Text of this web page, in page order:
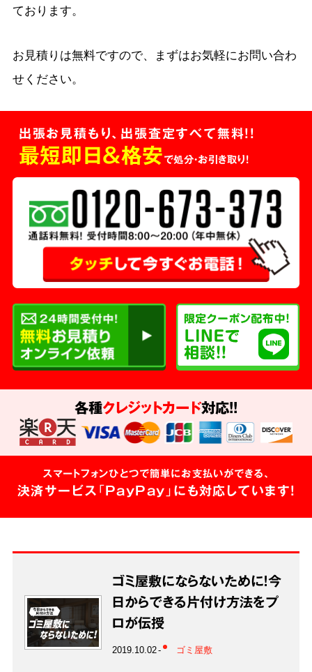
ております。
お見積りは無料ですので、まずはお気軽にお問い合わ
せください。
出張お見積もり、出張査定すべて無料!!
最短即日＆格安で処分・お引き取り！
各種クレジットカード対応!!
スマートフォンひとつで簡単にお支払いができる、
決済サービス「PayPay」にも対応しています!
ゴミ屋敷にならないために！今
日からできる片付け方法をプ
ロが伝授
2019.10.02 ゴミ屋敷